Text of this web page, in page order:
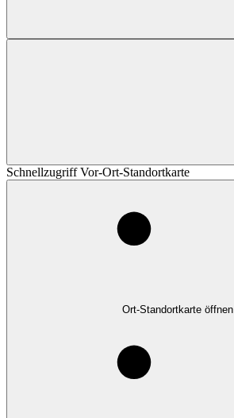
Schnellzugriff Vor-Ort-Standortkarte
Ort-Standortkarte öffnen